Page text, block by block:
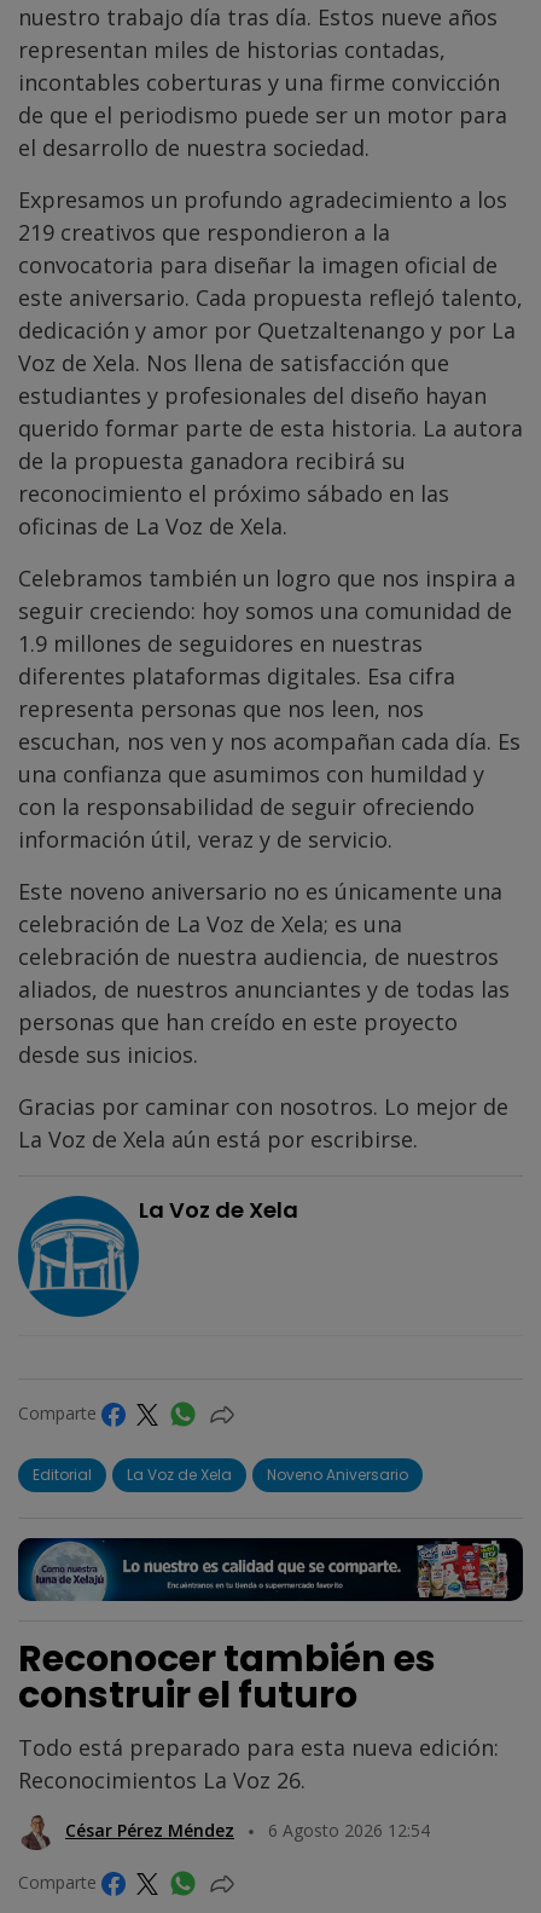
nuestro trabajo día tras día. Estos nueve años
representan miles de historias contadas,
incontables coberturas y una firme convicción
de que el periodismo puede ser un motor para
el desarrollo de nuestra sociedad.
Expresamos un profundo agradecimiento a los
219 creativos que respondieron a la
convocatoria para diseñar la imagen oficial de
este aniversario. Cada propuesta reflejó talento,
dedicación y amor por Quetzaltenango y por La
Voz de Xela. Nos llena de satisfacción que
estudiantes y profesionales del diseño hayan
querido formar parte de esta historia. La autora
de la propuesta ganadora recibirá su
reconocimiento el próximo sábado en las
oficinas de La Voz de Xela.
Celebramos también un logro que nos inspira a
seguir creciendo: hoy somos una comunidad de
1.9 millones de seguidores en nuestras
diferentes plataformas digitales. Esa cifra
representa personas que nos leen, nos
escuchan, nos ven y nos acompañan cada día. Es
una confianza que asumimos con humildad y
con la responsabilidad de seguir ofreciendo
información útil, veraz y de servicio.
Este noveno aniversario no es únicamente una
celebración de La Voz de Xela; es una
celebración de nuestra audiencia, de nuestros
aliados, de nuestros anunciantes y de todas las
personas que han creído en este proyecto
desde sus inicios.
Gracias por caminar con nosotros. Lo mejor de
La Voz de Xela aún está por escribirse.
La Voz de Xela
Comparte
Editorial La Voz de Xela Noveno Aniversario
Reconocer también es
construir el futuro
Todo está preparado para esta nueva edición:
Reconocimientos La Voz 26.
César Pérez Méndez 6 Agosto 2026 12:54
Comparte